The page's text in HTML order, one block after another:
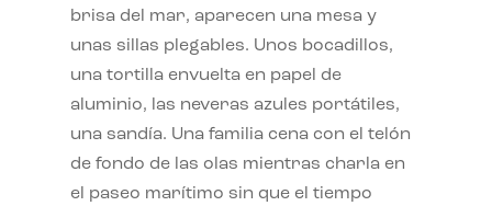
brisa del mar, aparecen una mesa y
unas sillas plegables. Unos bocadillos,
una tortilla envuelta en papel de
aluminio, las neveras azules portátiles,
una sandía. Una familia cena con el telón
de fondo de las olas mientras charla en
el paseo marítimo sin que el tiempo